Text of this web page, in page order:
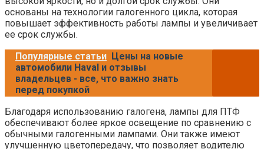
основаны на технологии галогенного цикла, которая
повышает эффективность работы лампы и увеличивает
ее срок службы.
Популярные статьи Цены на новые
автомобили Haval и отзывы
владельцев - все, что важно знать
перед покупкой
Благодаря использованию галогена, лампы для ПТФ
обеспечивают более яркое освещение по сравнению с
обычными галогенными лампами. Они также имеют
улучшенную цветопередачу, что позволяет водителю